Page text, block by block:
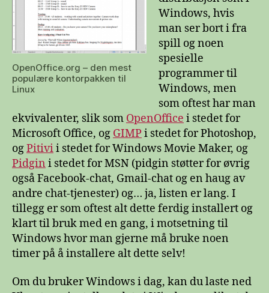
OpenOffice.org – den mest
populære kontorpakken til
Linux
Windows, hvis
man ser bort i fra
spill og noen
spesielle
programmer til
Windows, men
som oftest har man
ekvivalenter, slik som OpenOffice i stedet for
Microsoft Office, og GIMPi stedet for Photoshop,
ogPitivii stedet for Windows Movie Maker, og
Pidgin i stedet for MSN (pidgin støtter for øvrig
også Facebook-chat, Gmail-chat og en haug av
andre chat-tjenester) og… ja, listen er lang. I
tillegg er som oftest alt dette ferdig installert og
klart til bruk med en gang, i motsetning til
Windows hvor man gjerne må bruke noen
timer på å installere alt dette selv!
Om du bruker Windows i dag, kan du laste ned